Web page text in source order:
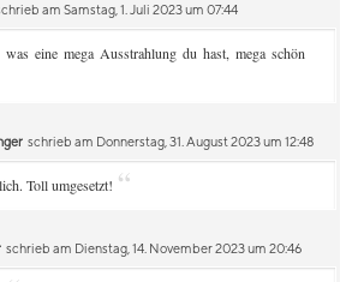
am Samstag, 1. Juli 2023 um 07:44
eine mega Ausstrahlung du hast, mega schön
schrieb am Donnerstag, 31. August 2023 um 12:48
Toll umgesetzt! “
schrieb am Dienstag, 14. November 2023 um 20:46